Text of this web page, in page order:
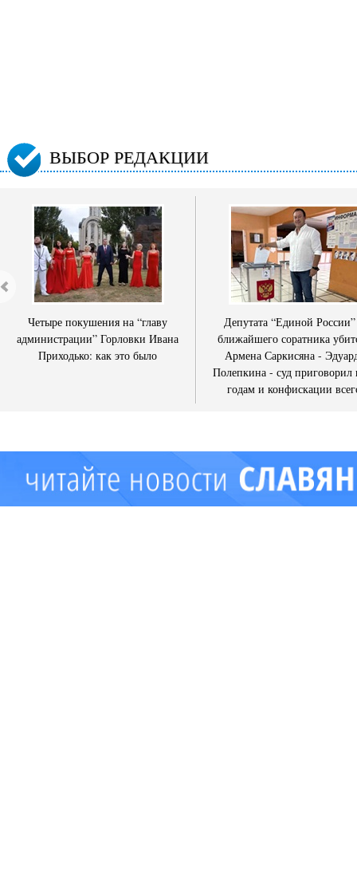
ВЫБОР РЕДАКЦИИ
Четыре покушения на “главу
администрации” Горловки Ивана
Приходько: как это было
Депутата “Единой
ближайшего соратника
Армена Саркисяна -
Полепкина - суд приговорил
годам и конфискации